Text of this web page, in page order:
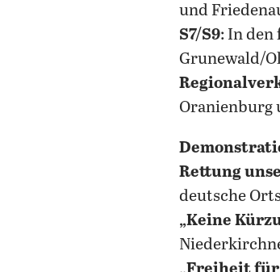
und
S7/S9: In den
Grunewald/
Oranienburg
Rettung
deutsche
„Keine